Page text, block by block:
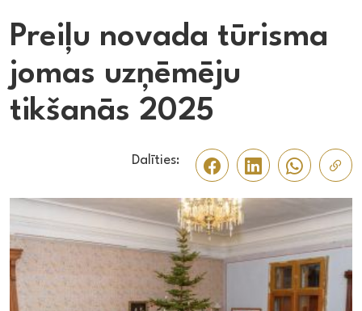
Preiļu novada tūrisma
jomas uzņēmēju
tikšanās 2025
Dalīties: